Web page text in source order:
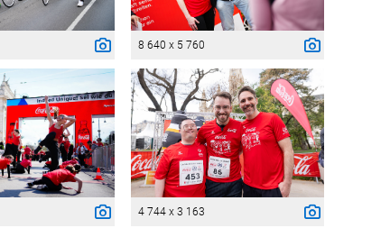
8 640 x 5 760
4 744 x 3 163